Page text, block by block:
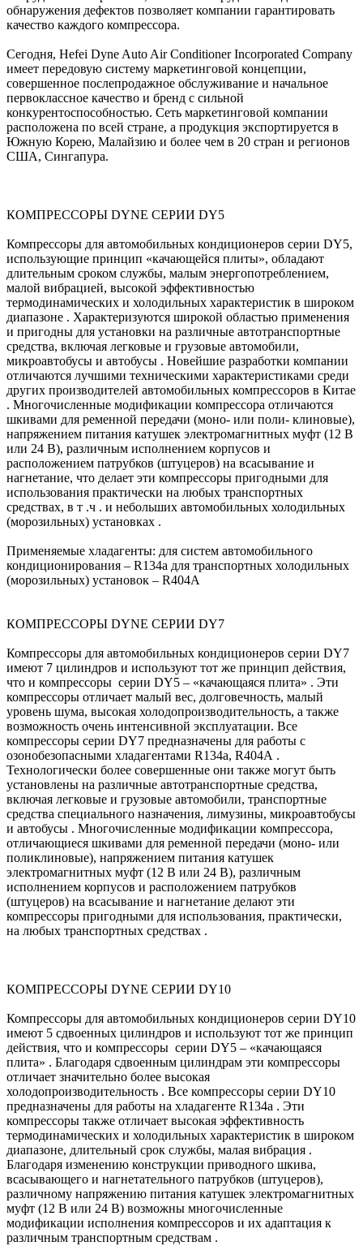
обнаружения дефектов позволяет компании гарантировать
качество каждого компрессора.
Сегодня, Hefei Dyne Auto Air Conditioner Incorporated Company
имеет передовую систему маркетинговой концепции,
совершенное послепродажное обслуживание и начальное
первоклассное качество и бренд с сильной
конкурентоспособностью. Сеть маркетинговой компании
расположена по всей стране, а продукция экспортируется в
Южную Корею, Малайзию и более чем в 20 стран и регионов
США, Сингапура.
КОМПРЕССОРЫ DYNE СЕРИИ DY5
Компрессоры для автомобильных кондиционеров серии DY5,
использующие принцип «качающейся плиты», обладают
длительным сроком службы, малым энергопотреблением,
малой вибрацией, высокой эффективностью
термодинамических и холодильных характеристик в широком
диапазоне . Характеризуются широкой областью применения
и пригодны для установки на различные автотранспортные
средства, включая легковые и грузовые автомобили,
микроавтобусы и автобусы . Новейшие разработки компании
отличаются лучшими техническими характеристиками среди
других производителей автомобильных компрессоров в Китае
. Многочисленные модификации компрессора отличаются
шкивами для ременной передачи (моно- или поли- клиновые),
напряжением питания катушек электромагнитных муфт (12 В
или 24 В), различным исполнением корпусов и
расположением патрубков (штуцеров) на всасывание и
нагнетание, что делает эти компрессоры пригодными для
использования практически на любых транспортных
средствах, в т .ч . и небольших автомобильных холодильных
(морозильных) установках .
Применяемые хладагенты: для систем автомобильного
кондиционирования – R134a для транспортных холодильных
(морозильных) установок – R404A
КОМПРЕССОРЫ DYNE СЕРИИ DY7
Компрессоры для автомобильных кондиционеров серии DY7
имеют 7 цилиндров и используют тот же принцип действия,
что и компрессоры серии DY5 – «качающаяся плита» . Эти
компрессоры отличает малый вес, долговечность, малый
уровень шума, высокая холодопроизводительность, а также
возможность очень интенсивной эксплуатации. Все
компрессоры серии DY7 предназначены для работы с
озонобезопасными хладагентами R134a, R404А .
Технологически более совершенные они также могут быть
установлены на различные автотранспортные средства,
включая легковые и грузовые автомобили, транспортные
средства специального назначения, лимузины, микроавтобусы
и автобусы . Многочисленные модификации компрессора,
отличающиеся шкивами для ременной передачи (моно- или
поликлиновые), напряжением питания катушек
электромагнитных муфт (12 В или 24 В), различным
исполнением корпусов и расположением патрубков
(штуцеров) на всасывание и нагнетание делают эти
компрессоры пригодными для использования, практически,
на любых транспортных средствах .
КОМПРЕССОРЫ DYNE СЕРИИ DY10
Компрессоры для автомобильных кондиционеров серии DY10
имеют 5 сдвоенных цилиндров и используют тот же принцип
действия, что и компрессоры серии DY5 – «качающаяся
плита» . Благодаря сдвоенным цилиндрам эти компрессоры
отличает значительно более высокая
холодопроизводительность . Все компрессоры серии DY10
предназначены для работы на хладагенте R134а . Эти
компрессоры также отличает высокая эффективность
термодинамических и холодильных характеристик в широком
диапазоне, длительный срок службы, малая вибрация .
Благодаря изменению конструкции приводного шкива,
всасывающего и нагнетательного патрубков (штуцеров),
различному напряжению питания катушек электромагнитных
муфт (12 В или 24 В) возможны многочисленные
модификации исполнения компрессоров и их адаптация к
различным транспортным средствам .